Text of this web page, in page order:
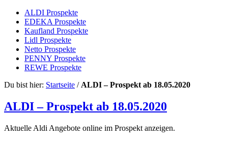
ALDI Prospekte
EDEKA Prospekte
Kaufland Prospekte
Lidl Prospekte
Netto Prospekte
PENNY Prospekte
REWE Prospekte
eProspekte
Du bist hier: Startseite / ALDI – Prospekt ab 18.05.2020
ALDI – Prospekt ab 18.05.2020
Aktuelle Aldi Angebote online im Prospekt anzeigen.